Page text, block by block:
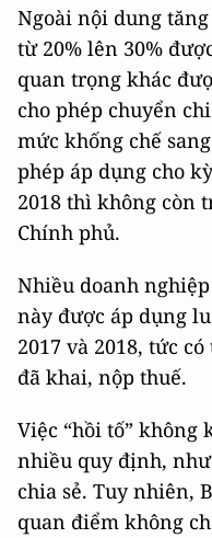
Ngoài nội dung
từ 20% lên 30%
quan trọng khác
cho phép chuyển
mức khống chế
phép áp dụng cho
2018 thì không còn
Chính phủ.
Nhiều doanh
này được áp dụng
2017 và 2018, tức
đã khai, nộp thuế.
Việc “hồi tố” không
nhiều quy định,
chia sẻ. Tuy nhiên,
quan điểm không